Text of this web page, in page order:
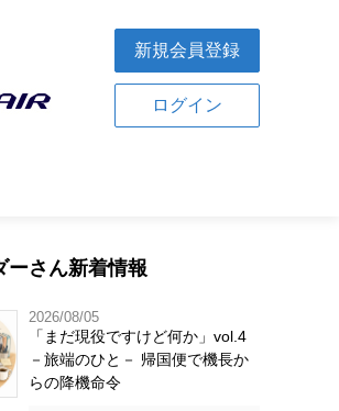
新規会員登録
ログイン
ーさん新着情報
2026/08/05
「まだ現役ですけど何か」vol.4
－旅端のひと－ 帰国便で機長か
らの降機命令